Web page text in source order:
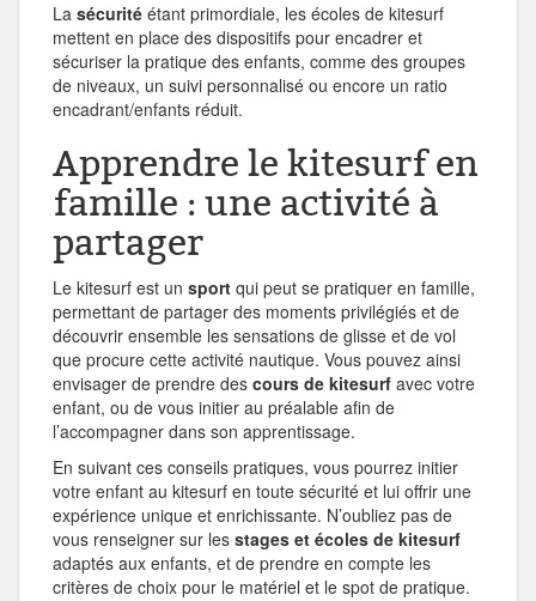
La sécurité étant primordiale, les écoles de kitesurf
mettent en place des dispositifs pour encadrer et
sécuriser la pratique des enfants, comme des groupes
de niveaux, un suivi personnalisé ou encore un ratio
encadrant/enfants réduit.
Apprendre le kitesurf en
famille : une activité à
partager
Le kitesurf est un sport qui peut se pratiquer en famille,
permettant de partager des moments privilégiés et de
découvrir ensemble les sensations de glisse et de vol
que procure cette activité nautique. Vous pouvez ainsi
envisager de prendre des cours de kitesurf avec votre
enfant, ou de vous initier au préalable afin de
l’accompagner dans son apprentissage.
En suivant ces conseils pratiques, vous pourrez initier
votre enfant au kitesurf en toute sécurité et lui offrir une
expérience unique et enrichissante. N’oubliez pas de
vous renseigner sur les stages et écoles de kitesurf
adaptés aux enfants, et de prendre en compte les
critères de choix pour le matériel et le spot de pratique.